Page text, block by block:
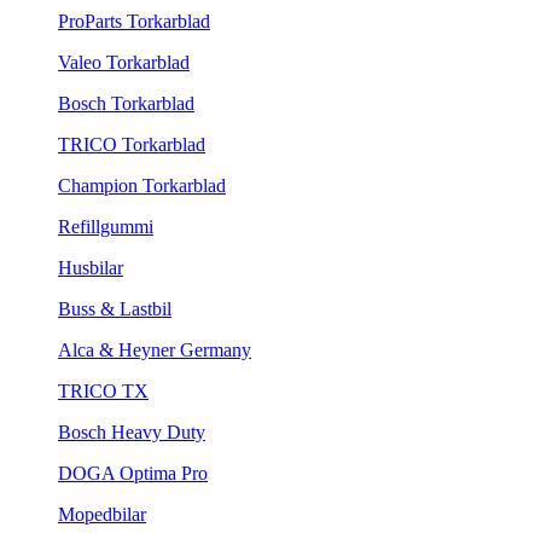
ProParts Torkarblad
Valeo Torkarblad
Bosch Torkarblad
TRICO Torkarblad
Champion Torkarblad
Refillgummi
Husbilar
Buss & Lastbil
Alca & Heyner Germany
TRICO TX
Bosch Heavy Duty
DOGA Optima Pro
Mopedbilar